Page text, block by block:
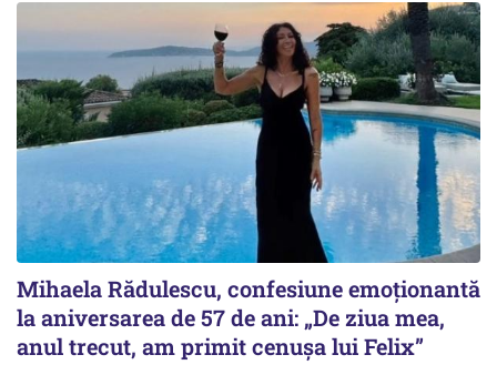
Mihaela Rădulescu, confesiune emoționantă
la aniversarea de 57 de ani: „De ziua mea,
anul trecut, am primit cenușa lui Felix”